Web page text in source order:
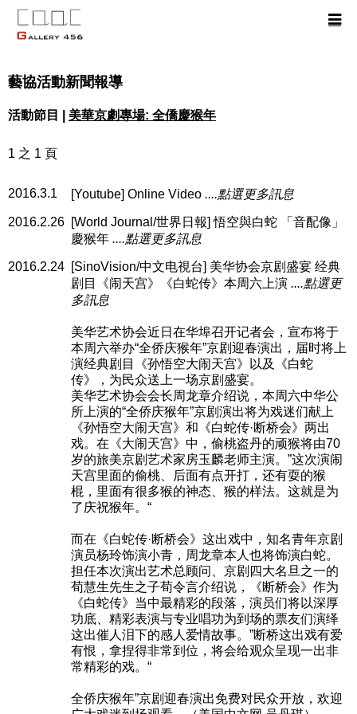
藝協活動新聞報導
活動節目 | 美華京劇專場: 全僑慶猴年
1 之 1 頁
2016.3.1 [Youtube] Online Video ....點選更多訊息
2016.2.26 [World Journal/世界日報] 悟空與白蛇 「音配像」
慶猴年 ....點選更多訊息
2016.2.24 [SinoVision/中文电視台] 美华协会京剧盛宴 经典
剧目《闹天宫》《白蛇传》本周六上演 ....點選更
多訊息
美华艺术协会近日在华埠召开记者会，宣布将于
本周六举办“全侨庆猴年”京剧迎春演出，届时将上
演经典剧目《孙悟空大闹天宫》以及《白蛇
传》，为民众送上一场京剧盛宴。
美华艺术协会会长周龙章介绍说，本周六中华公
所上演的“全侨庆猴年”京剧演出将为戏迷们献上
《孙悟空大闹天宫》和《白蛇传·断桥会》两出
戏。在《大闹天宫》中，偷桃盗丹的顽猴将由70
岁的旅美京剧艺术家房玉麟老师主演。”这次演闹
天宫里面的偷桃、后面有点开打，还有耍的猴
棍，里面有很多猴的神态、猴的样法。这就是为
了庆祝猴年。“
而在《白蛇传·断桥会》这出戏中，知名青年京剧
演员杨玲饰演小青，周龙章本人也将饰演白蛇。
担任本次演出艺术总顾问、京剧四大名旦之一的
荀慧生先生之子荀令言介绍说，《断桥会》作为
《白蛇传》当中最精彩的段落，演员们将以深厚
功底、精彩表演与专业唱功为到场的票友们演绎
这出催人泪下的感人爱情故事。”断桥这出戏有爱
有恨，拿捏得非常到位，将会给观众呈现一出非
常精彩的戏。“
全侨庆猴年”京剧迎春演出免费对民众开放，欢迎